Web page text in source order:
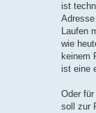
ist
Laufen
wie
keinem
ist eine
Oder
soll zur